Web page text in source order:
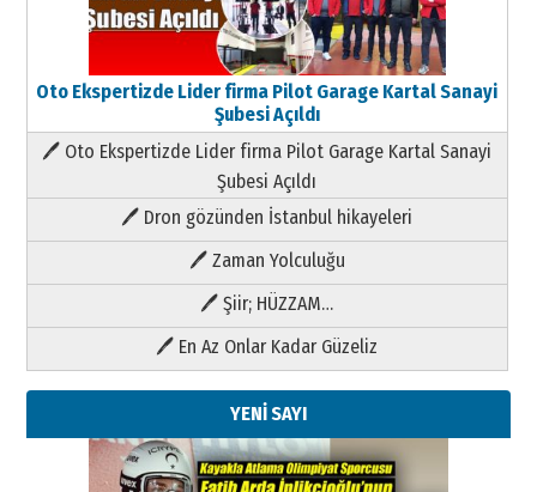
Oto Ekspertizde Lider firma Pilot Garage Kartal Sanayi
Şubesi Açıldı
🖊 Oto Ekspertizde Lider firma Pilot Garage Kartal Sanayi
Şubesi Açıldı
🖊 Dron gözünden İstanbul hikayeleri
🖊 Zaman Yolculuğu
🖊 Şiir; HÜZZAM…
🖊 En Az Onlar Kadar Güzeliz
YENİ SAYI